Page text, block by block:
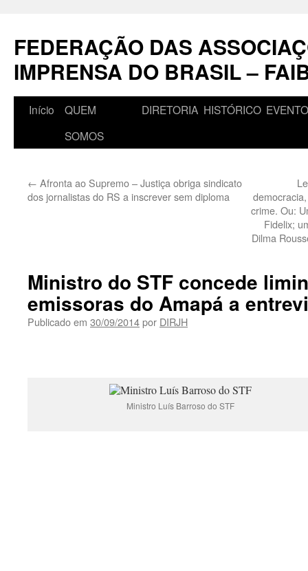
conteúdo
FEDERAÇÃO DAS
IMPRENSA DO BRASIL –
Início
QUEM
SOMOS
DIRETORIA HISTÓRICO
← Afronta ao Supremo – Justiça obriga sindicato
dos jornalistas do RS a inscrever sem diploma
crime. Ou:
Fidelix;
Dilma
Ministro do STF concede
emissoras do Amapá a
Publicado em 30/09/2014por DIRJH
Ministro Luís Barroso do STF